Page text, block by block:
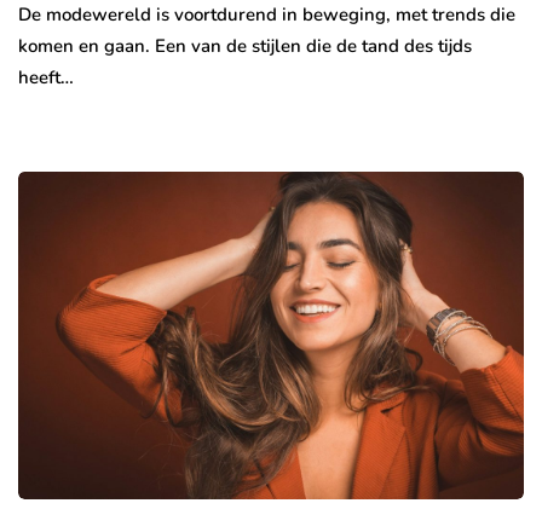
De modewereld is voortdurend in beweging, met trends die
komen en gaan. Een van de stijlen die de tand des tijds
heeft…